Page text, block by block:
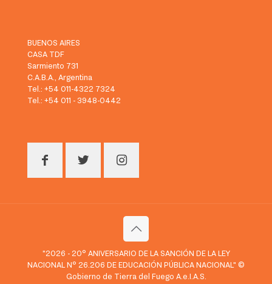
BUENOS AIRES
CASA TDF
Sarmiento 731
C.A.B.A., Argentina
Tel.: +54 011-4322 7324
Tel.: +54 011 - 3948-0442
"2026 - 20° ANIVERSARIO DE LA SANCIÓN DE LA LEY
NACIONAL N° 26.206 DE EDUCACIÓN PÚBLICA NACIONAL" ©
Gobierno de Tierra del Fuego A.e.I.A.S.